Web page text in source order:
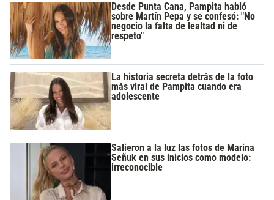
Desde Punta Cana, Pampita habló
sobre Martín Pepa y se confesó: "No
negocio la falta de lealtad ni de
respeto"
La historia secreta detrás de la foto
más viral de Pampita cuando era
adolescente
Salieron a la luz las fotos de Marina
Señuk en sus inicios como modelo:
irreconocible